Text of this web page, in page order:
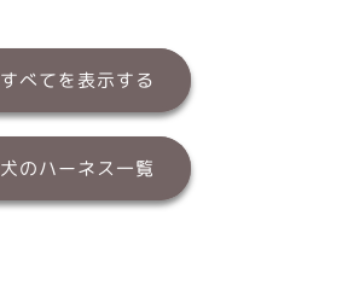
格
すべてを表示する
犬のハーネス一覧